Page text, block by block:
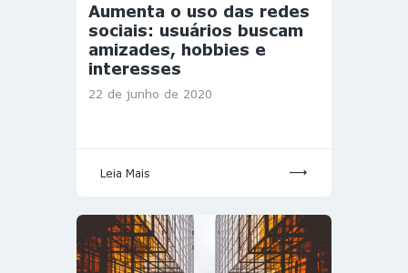
Aumenta o uso das redes
sociais: usuários buscam
amizades, hobbies e
interesses
22 de junho de 2020
Leia Mais